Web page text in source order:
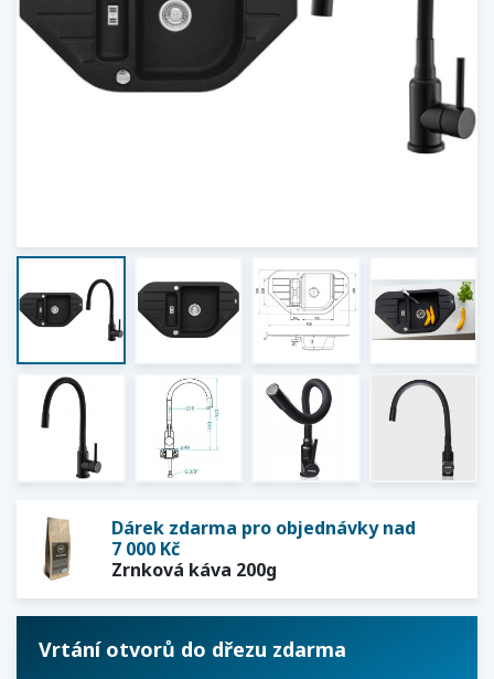
Dárek zdarma pro objednávky nad
7 000 Kč
Zrnková káva 200g
Vrtání otvorů do dřezu zdarma